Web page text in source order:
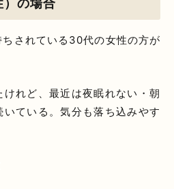
されている30代の女性の方が
けれど、最近は夜眠れない・朝
ている。気分も落ち込みやす